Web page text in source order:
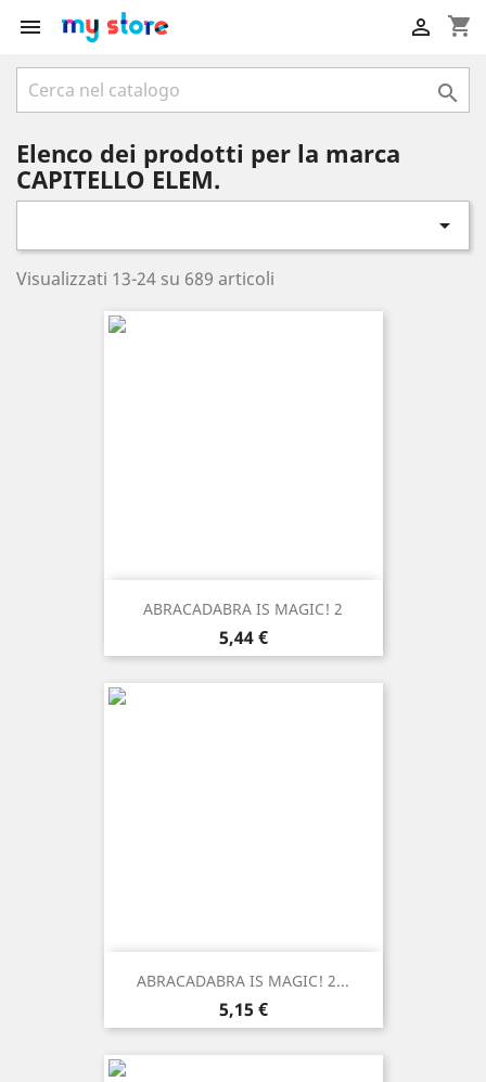
 shopping_cart


Elenco dei prodotti per la marca
CAPITELLO ELEM.

Visualizzati 13-24 su 689 articoli
ABRACADABRA IS MAGIC! 2
Prezzo
5,44 €
ABRACADABRA IS MAGIC! 2...
Prezzo
5,15 €